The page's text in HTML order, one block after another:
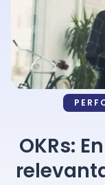
Kunder
Resurser
OKRs: